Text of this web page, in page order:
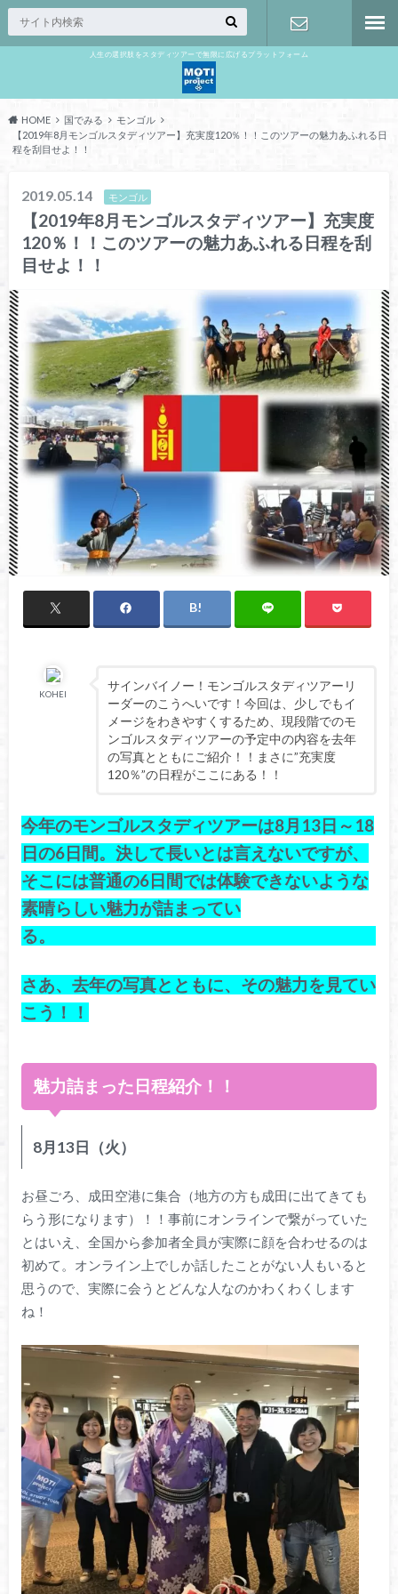
人生の選択肢をスタディツアーで無限に広げるプラットフォーム
HOME 国でみる
モンゴル
【2019年8月モンゴルスタディツアー】充実度120％！！このツアーの魅力あふれる日
程を刮目せよ！！
2019.05.14 モンゴル
【2019年8月モンゴルスタディツアー】充実度
120％！！このツアーの魅力あふれる日程を刮
目せよ！！
KOHEI
サインバイノー！モンゴルスタディツアーリ
ーダーのこうへいです！今回は、少しでもイ
メージをわきやすくするため、現段階でのモ
ンゴルスタディツアーの予定中の内容を去年
の写真とともにご紹介！！まさに”充実度
120％”の日程がここにある！！
今年のモンゴルスタディツアーは8月13日～18
日の6日間。決して長いとは言えないですが、
そこには普通の6日間では体験できないような
素晴らしい魅力が詰まってい
る。
さあ、去年の写真とともに、その魅力を見てい
こう！！
魅力詰まった日程紹介！！
8月13日（火）
お昼ごろ、成田空港に集合（地方の方も成田に出てきても
らう形になります）！！事前にオンラインで繋がっていた
とはいえ、全国から参加者全員が実際に顔を合わせるのは
初めて。オンライン上でしか話したことがない人もいると
思うので、実際に会うとどんな人なのかわくわくします
ね！